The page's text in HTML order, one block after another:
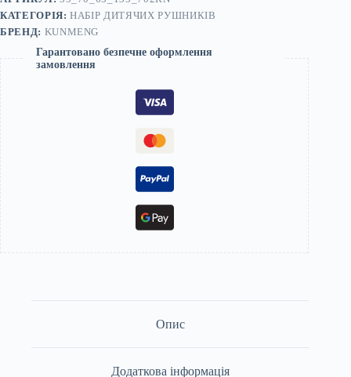
КАТЕГОРІЯ:НАБІР ДИТЯЧИХ РУШНИКІВ
БРЕНД: KUNMENG
Гарантовано безпечне оформлення
замовлення
Опис
Додаткова інформація